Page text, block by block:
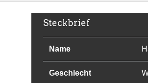
Steckbrief
Name
Geschlecht